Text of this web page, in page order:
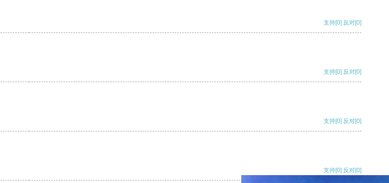
支持[0] 反对[0]
支持[0] 反对[0]
支持[0] 反对[0]
支持[0] 反对[0]